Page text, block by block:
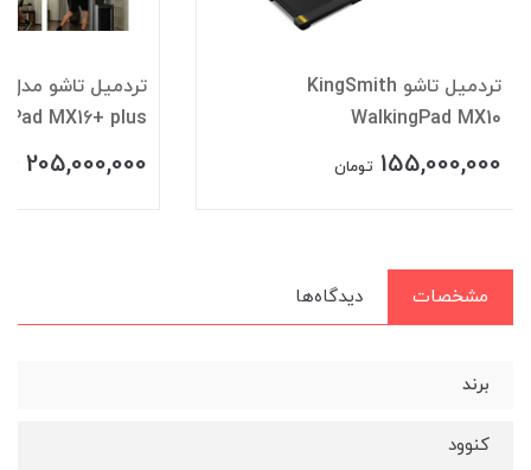
تردمیل تاشو KingSmith
WalkingPad MX10
155,000,000 تومان
MX16+ plus
205,000,000
مشخصات دیدگاه‌ها
برند
کنوود